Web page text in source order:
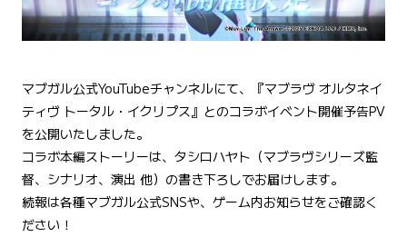
マブガル公式YouTubeチャンネルにて、『マブラヴ オルタネイ
ティヴ トータル・イクリプス』とのコラボイベント開催予告PV
を公開いたしました。
コラボ本編ストーリーは、タシロハヤト（マブラヴシリーズ監
督、シナリオ、演出 他）の書き下ろしでお届けします。
続報は各種マブガル公式SNSや、ゲーム内お知らせをご確認く
ださい！